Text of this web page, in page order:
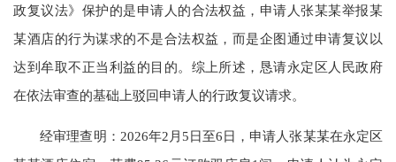
政复议法》保护的是申请人的合法权益，申请人张某某举报某
某酒店的行为谋求的不是合法权益，而是企图通过申请复议以
达到牟取不正当利益的目的。综上所述，恳请永定区人民政府
在依法审查的基础上驳回申请人的行政复议请求。
经审理查明：2026年2月5日至6日，申请人张某某在永定区